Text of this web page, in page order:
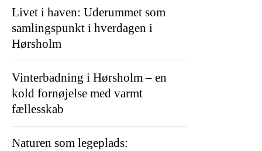
Livet i haven: Uderummet som
samlingspunkt i hverdagen i
Hørsholm
Vinterbadning i Hørsholm – en
kold fornøjelse med varmt
fællesskab
Naturen som legeplads: